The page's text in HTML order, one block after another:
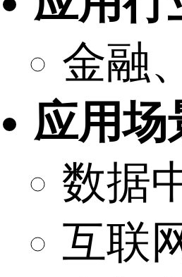
金融
应用场
数据
互联